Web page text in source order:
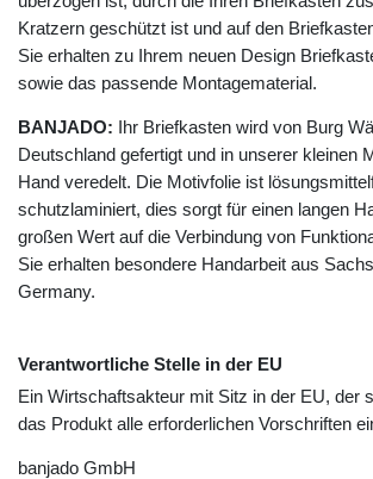
Kratzern geschützt ist und auf den
Sie erhalten zu Ihrem neuen Design
sowie das passende Montagematerial.
BANJADO: Ihr Briefkasten wird von Burg
Deutschland gefertigt und in unserer kleinen
Hand veredelt. Die Motivfolie ist
schutzlaminiert, dies sorgt für einen langen
großen Wert auf die Verbindung von
Sie erhalten besondere Handarbeit aus
Germany.
Verantwortliche Stelle in der EU
Ein Wirtschaftsakteur mit Sitz in der EU, der
das Produkt alle erforderlichen Vorschriften
banjado GmbH